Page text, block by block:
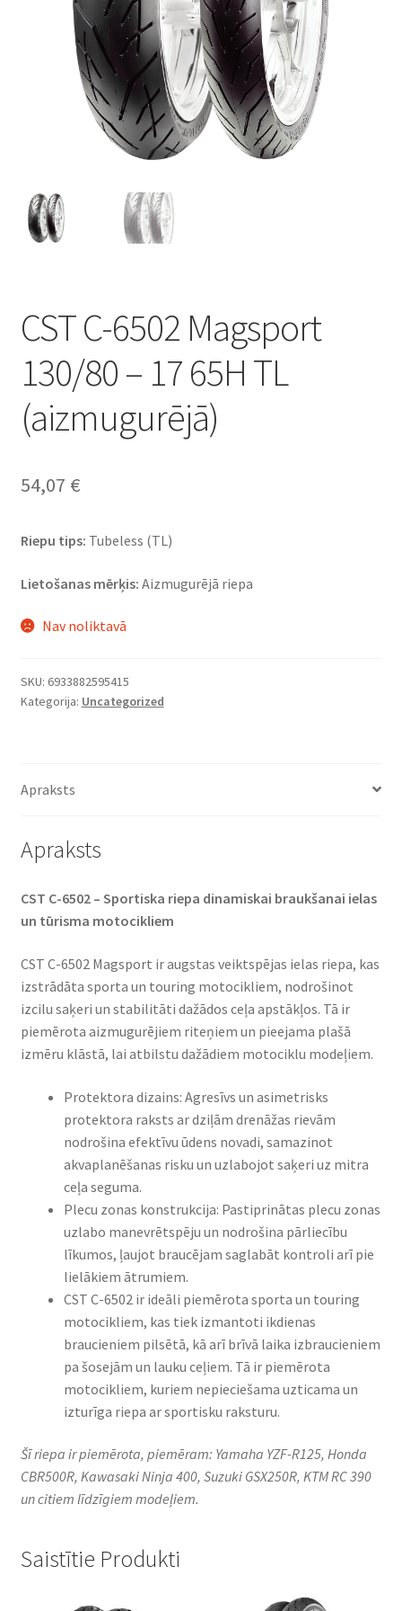
CST C-6502 Magsport
130/80 – 17 65H TL
(aizmugurējā)
54,07 €
Riepu tips: Tubeless (TL)
Lietošanas mērķis: Aizmugurējā riepa
Nav noliktavā
SKU: 6933882595415
Kategorija: Uncategorized
Apraksts
Apraksts
CST C-6502 – Sportiska riepa dinamiskai braukšanai ielas
un tūrisma motocikliem
CST C-6502 Magsport ir augstas veiktspējas ielas riepa, kas
izstrādāta sporta un touring motocikliem, nodrošinot
izcilu saķeri un stabilitāti dažādos ceļa apstākļos. Tā ir
piemērota aizmugurējiem riteņiem un pieejama plašā
izmēru klāstā, lai atbilstu dažādiem motociklu modeļiem.
Protektora dizains: Agresīvs un asimetrisks
protektora raksts ar dziļām drenāžas rievām
nodrošina efektīvu ūdens novadi, samazinot
akvaplanēšanas risku un uzlabojot saķeri uz mitra
ceļa seguma.
Plecu zonas konstrukcija: Pastiprinātas plecu zonas
uzlabo manevrētspēju un nodrošina pārliecību
līkumos, ļaujot braucējam saglabāt kontroli arī pie
lielākiem ātrumiem.
CST C-6502 ir ideāli piemērota sporta un touring
motocikliem, kas tiek izmantoti ikdienas
braucieniem pilsētā, kā arī brīvā laika izbraucieniem
pa šosejām un lauku ceļiem. Tā ir piemērota
motocikliem, kuriem nepieciešama uzticama un
izturīga riepa ar sportisku raksturu.
Šī riepa ir piemērota, piemēram: Yamaha YZF-R125, Honda
CBR500R, Kawasaki Ninja 400, Suzuki GSX250R, KTM RC 390
un citiem līdzīgiem modeļiem.
Saistītie Produkti